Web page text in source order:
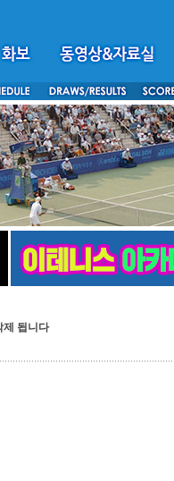
제 됩니다